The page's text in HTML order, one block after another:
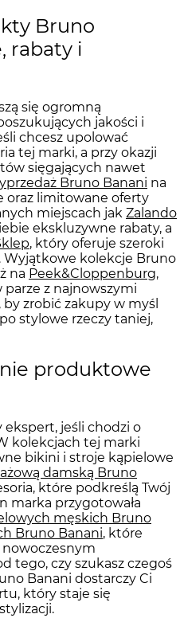
Bruno
rabaty i
się ogromną
jakości i
chcesz upolować
tej marki, a przy okazji
sięgających nawet
Bruno Banani na
oraz limitowane oferty
miejscach jak Zalando
ekskluzywne rabaty, a
, który oferuje szeroki
Wyjątkowe kolekcje Bruno
na Peek&Cloppenburg,
z najnowszymi
zrobić zakupy w myśl
stylowe rzeczy taniej,
produktowe
jeśli chodzi o
kolekcjach tej marki
bikini i stroje kąpielowe
damską Bruno
które podkreślą Twój
marka przygotowała
męskich Bruno
Bruno Banani, które
nowoczesnym
tego, czy szukasz czegoś
Banani dostarczy Ci
który staje się